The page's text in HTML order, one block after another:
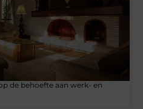
de behoefte aan werk- en